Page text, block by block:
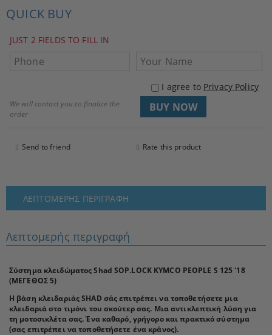
QUICK BUY
JUST 2 FIELDS TO FILL IN
I agree to Privacy Policy
We will contact you to finalize the
order
Send to friend Rate this product
ΛΕΠΤΟΜΕΡΉΣ ΠΕΡΙΓΡΑΦΉ
Λεπτομερής περιγραφή
Σύστημα κλειδώματος Shad SOP.LOCK KYMCO PEOPLE S 125 '18
(ΜΕΓΕΘΟΣ 5)
Η βάση κλειδαριάς SHAD σάς επιτρέπει να τοποθετήσετε μια
κλειδαριά στο τιμόνι του σκούτερ σας. Μια αντικλεπτική λύση για
τη μοτοσικλέτα σας. Ένα καθαρό, γρήγορο και πρακτικό σύστημα
(σας επιτρέπει να τοποθετήσετε ένα κράνος).